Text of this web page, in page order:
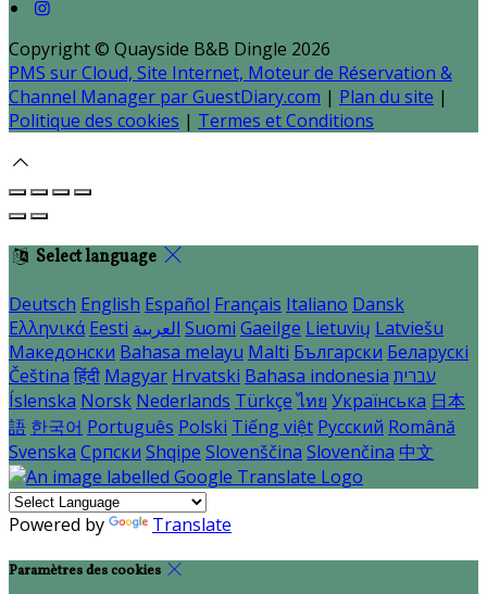
Copyright © Quayside B&B Dingle 2026
PMS sur Cloud, Site Internet, Moteur de Réservation &
Channel Manager par GuestDiary.com | Plan du site |
Politique des cookies | Termes et Conditions
Select language
Deutsch English Español Français Italiano Dansk
Ελληνικά Eesti العربية Suomi Gaeilge Lietuvių Latviešu
Македонски Bahasa melayu Malti Български Беларускі
Čeština हिंदी Magyar Hrvatski Bahasa indonesia עברית
Íslenska Norsk Nederlands Türkçe ไทย Українська 日本
語 한국어 Português Polski Tiếng việt Русский Română
Svenska Српски Shqipe Slovenščina Slovenčina 中文
Powered by Translate
Paramètres des cookies